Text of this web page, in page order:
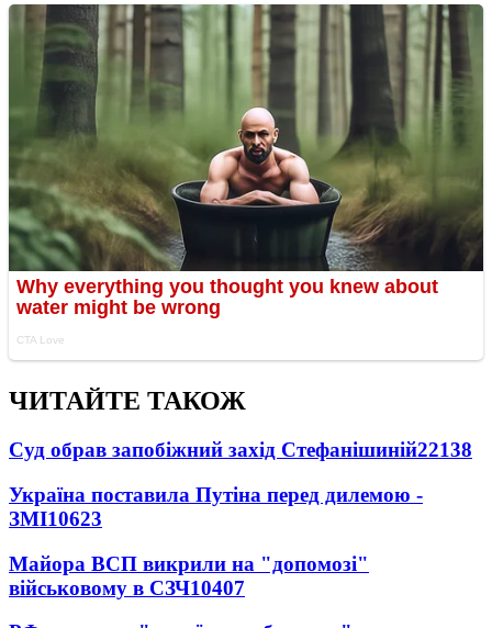
ЧИТАЙТЕ ТАКОЖ
Суд обрав запобіжний захід Стефанішиній22138
Україна поставила Путіна перед дилемою -
ЗМІ10623
Майора ВСП викрили на "допомозі"
військовому в СЗЧ10407